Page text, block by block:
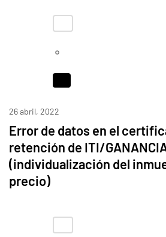
26 abril, 2022
Error de datos en el
retención de ITI/
(individualización del
precio)